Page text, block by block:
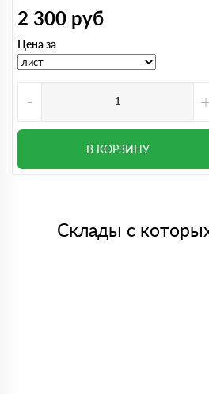
2 300 руб
Цена за
-
В КОРЗИНУ
Склады с